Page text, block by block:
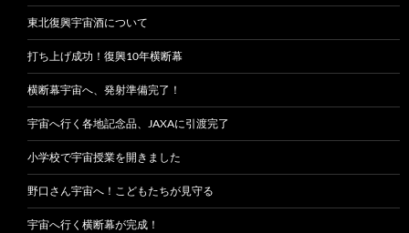
東北復興宇宙酒について
打ち上げ成功！復興10年横断幕
横断幕宇宙へ、発射準備完了！
宇宙へ行く各地記念品、JAXAに引渡完了
小学校で宇宙授業を開きました
野口さん宇宙へ！こどもたちが見守る
宇宙へ行く横断幕が完成！